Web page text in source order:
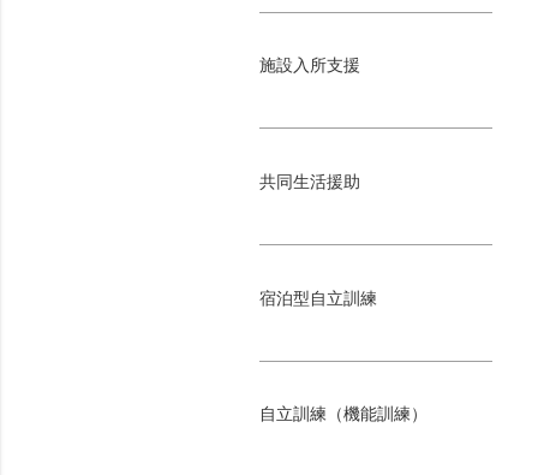
施設入所支援
共同生活援助
宿泊型自立訓練
自立訓練（機能訓練）